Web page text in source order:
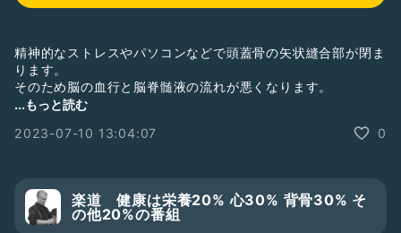
精神的なストレスやパソコンなどで頭蓋骨の矢状縫合部が閉ま
ります。
そのため脳の血行と脳脊髄液の流れが悪くなります。
その結果、脳の機能が低下し、自律神経やホルモンバランスな
このため、脳から離れた内臓にも影響を及ぼします。
無料メルマガ登録
https://www.kaiten.jp/cs/mg.html
...もっと読む
2023-07-10 13:04:07
0
楽道 健康は栄養20% 心30% 背骨30% そ
の他20%の番組